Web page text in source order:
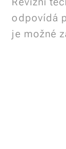
odpovídá
je možné